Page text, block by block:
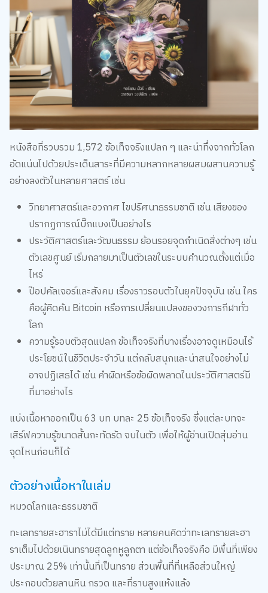
หนังสือที่รวบรวม 1,572 ข้อเท็จจริงแปลก ๆ และน่าทึ่งจากทั่วโลก
อัดแน่นไปด้วยประเด็นสาระที่มีความหลากหลายผสมผสานความรู้
อย่างลงตัวในหลายศาสตร์ เช่น
วิทยาศาสตร์และอวกาศ ไขปริศนาธรรมชาติ เช่น เสียงของ
ปรากฏการณ์บิ๊กแบงเป็นอย่างไร
ประวัติศาสตร์และวัฒนธรรม ย้อนรอยจุดกำเนิดสิ่งต่างๆ เช่น
ตัวเลขศูนย์ เริ่มกลายมาเป็นตัวเลขในระบบคำนวณตั้งแต่เมื่อ
ไหร่
ป๊อปคัลเจอร์และสังคม เรื่องราวรอบตัวในยุคปัจจุบัน เช่น ใคร
คือผู้คิดค้น Bitcoin หรือการเปลี่ยนแปลงของวงการกีฬาทั่ว
โลก
ความรู้รอบตัวสุดแปลก ข้อเท็จจริงที่บางเรื่องอาจดูเหมือนไร้
ประโยชน์ในชีวิตประจำวัน แต่กลับสนุกและน่าสนใจอย่างไม่
อาจปฏิเสธได้ เช่น คำผิดหรือข้อผิดพลาดในประวัติศาสตร์มี
ที่มาอย่างไร
แบ่งเนื้อหาออกเป็น 63 บท บทละ 25 ข้อเท็จจริง ซึ่งแต่ละบทจะ
เสิร์ฟความรู้ขนาดสั้นกะทัดรัด จบในตัว เพื่อให้ผู้อ่านเปิดสุ่มอ่าน
จุดไหนก่อนก็ได้
ตัวอย่างเนื้อหาในเล่ม
หมวดโลกและธรรมชาติ
ทะเลทรายสะฮาราไม่ได้มีแต่ทราย หลายคนคิดว่าทะเลทรายสะฮา
ราเต็มไปด้วยเนินทรายสุดลูกหูลูกตา แต่ข้อเท็จจริงคือ มีพื้นที่เพียง
ประมาณ 25% เท่านั้นที่เป็นทราย ส่วนพื้นที่ที่เหลือส่วนใหญ่
ประกอบด้วยลานหิน กรวด และที่ราบสูงแห้งแล้ง